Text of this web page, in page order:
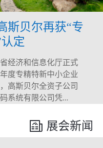
斯贝尔再获“专
定
经济和信息化厅正式
度专精特新中小企业
高斯贝尔全资子公司
系统有限公司凭...
展会新闻